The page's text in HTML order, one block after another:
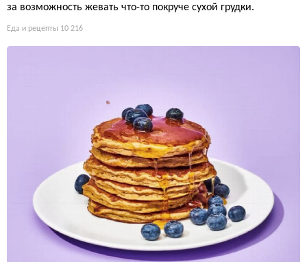
за возможность жевать что-то покруче сухой грудки.
Еда и рецепты 10 216